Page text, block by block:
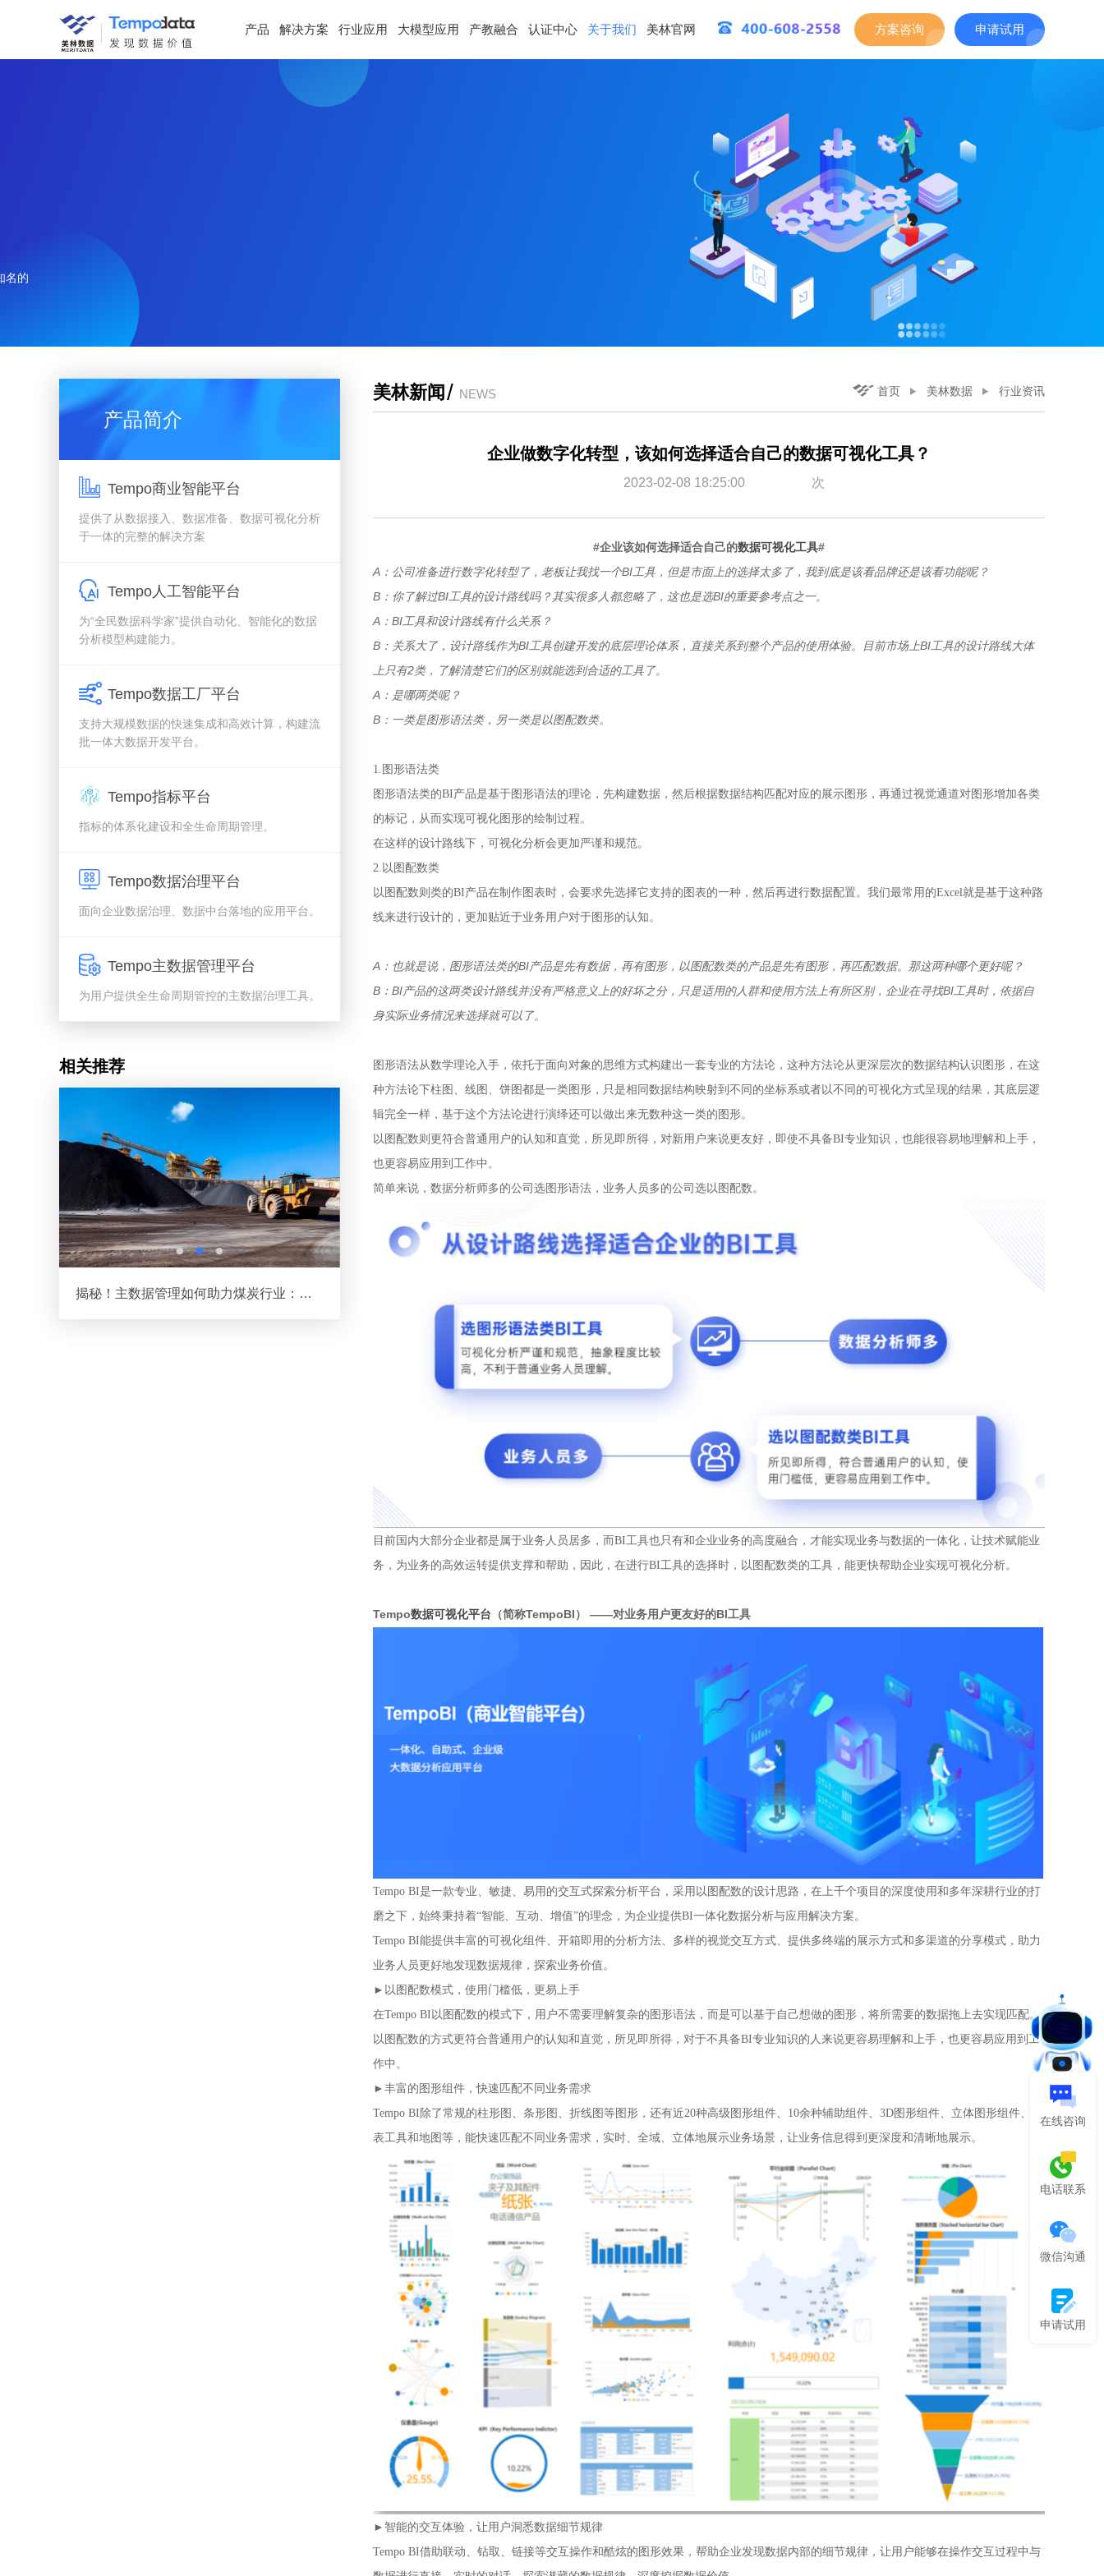
申请试用
方案咨询
产品 解决方案 行业应用 大模型应用 产教融合 认证中心 关于我们 美林官网
名的
产品简介
Tempo商业智能平台
提供了从数据接入、数据准备、数据可视化分析
于一体的完整的解决方案
Tempo人工智能平台
为“全民数据科学家”提供自动化、智能化的数据
分析模型构建能力。
Tempo数据工厂平台
支持大规模数据的快速集成和高效计算，构建流
批一体大数据开发平台。
Tempo指标平台
指标的体系化建设和全生命周期管理。
Tempo数据治理平台
面向企业数据治理、数据中台落地的应用平台。
Tempo主数据管理平台
为用户提供全生命周期管控的主数据治理工具。
相关推荐
当数据治理遇上智能体：AI浪潮下的数据治理变革之路
美林新闻 / NEWS 首页 美林数据 行业资讯
企业做数字化转型，该如何选择适合自己的数据可视化工具？
2023-02-08 18:25:00 次
#企业该如何选择适合自己的数据可视化工具#
A：公司准备进行数字化转型了，老板让我找一个BI工具，但是市面上的选择太多了，我到底是该看品牌还是该看功能呢？
B：你了解过BI工具的设计路线吗？其实很多人都忽略了，这也是选BI的重要参考点之一。
A：BI工具和设计路线有什么关系？
B：关系大了，设计路线作为BI工具创建开发的底层理论体系，直接关系到整个产品的使用体验。目前市场上BI工具的设计路线大体
上只有2类，了解清楚它们的区别就能选到合适的工具了。
A：是哪两类呢？
B：一类是图形语法类，另一类是以图配数类。
1.图形语法类
图形语法类的BI产品是基于图形语法的理论，先构建数据，然后根据数据结构匹配对应的展示图形，再通过视觉通道对图形增加各类
的标记，从而实现可视化图形的绘制过程。
在这样的设计路线下，可视化分析会更加严谨和规范。
2.以图配数类
以图配数则类的BI产品在制作图表时，会要求先选择它支持的图表的一种，然后再进行数据配置。我们最常用的Excel就是基于这种路
线来进行设计的，更加贴近于业务用户对于图形的认知。
A：也就是说，图形语法类的BI产品是先有数据，再有图形，以图配数类的产品是先有图形，再匹配数据。那这两种哪个更好呢？
B：BI产品的这两类设计路线并没有严格意义上的好坏之分，只是适用的人群和使用方法上有所区别，企业在寻找BI工具时，依据自
身实际业务情况来选择就可以了。
图形语法从数学理论入手，依托于面向对象的思维方式构建出一套专业的方法论，这种方法论从更深层次的数据结构认识图形，在这
种方法论下柱图、线图、饼图都是一类图形，只是相同数据结构映射到不同的坐标系或者以不同的可视化方式呈现的结果，其底层逻
辑完全一样，基于这个方法论进行演绎还可以做出来无数种这一类的图形。
以图配数则更符合普通用户的认知和直觉，所见即所得，对新用户来说更友好，即使不具备BI专业知识，也能很容易地理解和上手，
也更容易应用到工作中。
简单来说，数据分析师多的公司选图形语法，业务人员多的公司选以图配数。
目前国内大部分企业都是属于业务人员居多，而BI工具也只有和企业业务的高度融合，才能实现业务与数据的一体化，让技术赋能业
务，为业务的高效运转提供支撑和帮助，因此，在进行BI工具的选择时，以图配数类的工具，能更快帮助企业实现可视化分析。
Tempo数据可视化平台 （简称TempoBI） ——对业务用户更友好的BI工具
Tempo BI是一款专业、敏捷、易用的交互式探索分析平台，采用以图配数的设计思路，在上千个项目的深度使用和多年深耕行业的打
磨之下，始终秉持着“智能、互动、增值”的理念，为企业提供BI一体化数据分析与应用解决方案。
Tempo BI能提供丰富的可视化组件、开箱即用的分析方法、多样的视觉交互方式、提供多终端的展示方式和多渠道的分享模式，助力
业务人员更好地发现数据规律，探索业务价值。
► 以图配数模式，使用门槛低，更易上手
在Tempo BI以图配数的模式下，用户不需要理解复杂的图形语法，而是可以基于自己想做的图形，将所需要的数据拖上去实现匹配。
以图配数的方式更符合普通用户的认知和直觉，所见即所得，对于不具备BI专业知识的人来说更容易理解和上手，也更容易应用到工
作中。
► 丰富的图形组件，快速匹配不同业务需求
Tempo BI除了常规的柱形图、条形图、折线图等图形，还有近20种高级图形组件、10余种辅助组件、3D图形组件、立体图形组件、报
表工具和地图等，能快速匹配不同业务需求，实时、全域、立体地展示业务场景，让业务信息得到更深度和清晰地展示。
► 智能的交互体验，让用户洞悉数据细节规律
Tempo BI借助联动、钻取、链接等交互操作和酷炫的图形效果，帮助企业发现数据内部的细节规律，让用户能够在操作交互过程中与
在线咨询
电话联系
微信沟通
申请试用